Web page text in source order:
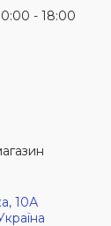
18:00
10А